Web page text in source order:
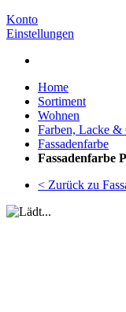
Konto
Einstellungen
Home
Sortiment
Wohnen
Farben, Lacke &
Fassadenfarbe
Fassadenfarbe
< Zurück zu